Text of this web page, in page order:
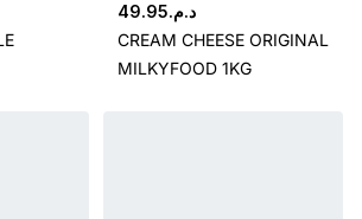
د.م.49.95
CREAM CHEESE ORIGINAL
MILKYFOOD 1KG